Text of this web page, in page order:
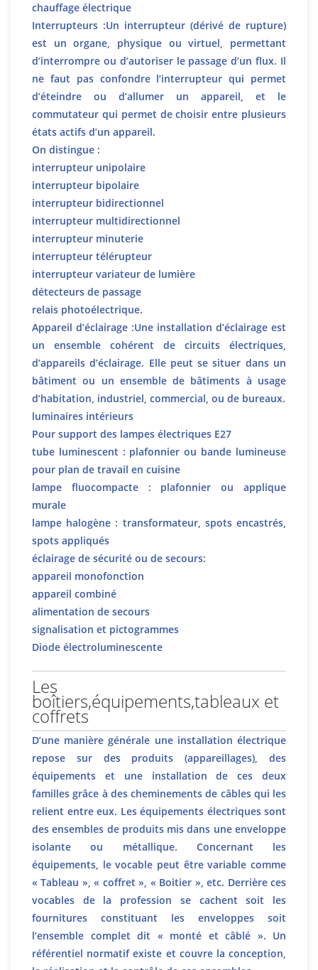
chauffage électrique
Interrupteurs :Un interrupteur (dérivé de rupture)
est un organe, physique ou virtuel, permettant
d’interrompre ou d’autoriser le passage d’un flux. Il
ne faut pas confondre l’interrupteur qui permet
d’éteindre ou d’allumer un appareil, et le
commutateur qui permet de choisir entre plusieurs
états actifs d’un appareil.
On distingue :
interrupteur unipolaire
interrupteur bipolaire
interrupteur bidirectionnel
interrupteur multidirectionnel
interrupteur minuterie
interrupteur télérupteur
interrupteur variateur de lumière
détecteurs de passage
relais photoélectrique.
Appareil d’éclairage :Une installation d’éclairage est
un ensemble cohérent de circuits électriques,
d’appareils d’éclairage. Elle peut se situer dans un
bâtiment ou un ensemble de bâtiments à usage
d’habitation, industriel, commercial, ou de bureaux.
luminaires intérieurs
Pour support des lampes électriques E27
tube luminescent : plafonnier ou bande lumineuse
pour plan de travail en cuisine
lampe fluocompacte : plafonnier ou applique
murale
lampe halogène : transformateur, spots encastrés,
spots appliqués
éclairage de sécurité ou de secours:
appareil monofonction
appareil combiné
alimentation de secours
signalisation et pictogrammes
Diode électroluminescente
Les
boîtiers,équipements,tableaux et
coffrets
D’une manière générale une installation électrique
repose sur des produits (appareillages), des
équipements et une installation de ces deux
familles grâce à des cheminements de câbles qui les
relient entre eux. Les équipements électriques sont
des ensembles de produits mis dans une enveloppe
isolante ou métallique. Concernant les
équipements, le vocable peut être variable comme
« Tableau », « coffret », « Boitier », etc. Derrière ces
vocables de la profession se cachent soit les
fournitures constituant les enveloppes soit
l’ensemble complet dit « monté et câblé ». Un
référentiel normatif existe et couvre la conception,